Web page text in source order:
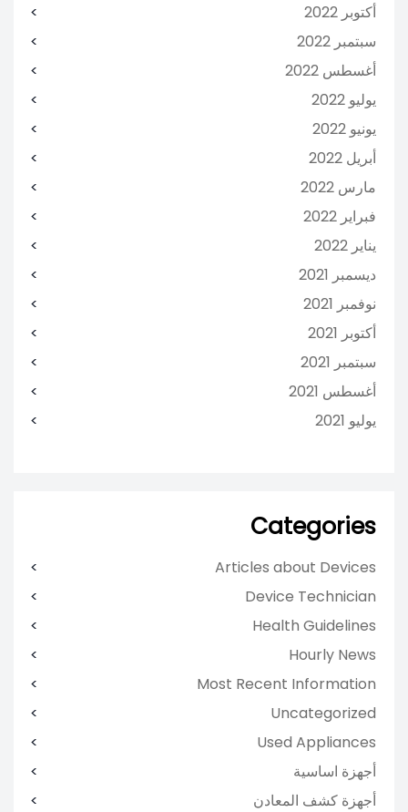
أكتوبر 2022
سبتمبر 2022
أغسطس 2022
يوليو 2022
يونيو 2022
أبريل 2022
مارس 2022
فبراير 2022
يناير 2022
ديسمبر 2021
نوفمبر 2021
أكتوبر 2021
سبتمبر 2021
أغسطس 2021
يوليو 2021
Categories
Articles about Devices
Device Technician
Health Guidelines
Hourly News
Most Recent Information
Uncategorized
Used Appliances
أجهزة اساسية
أجهزة كشف المعادن